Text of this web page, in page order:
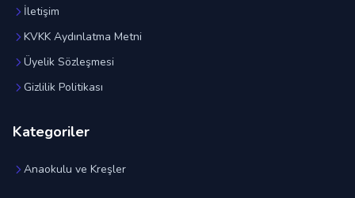
İletişim
KVKK Aydınlatma Metni
Üyelik Sözleşmesi
Gizlilik Politikası
Kategoriler
Anaokulu ve Kreşler